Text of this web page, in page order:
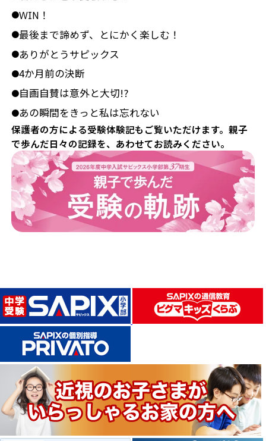
●WIN！
●最後まで諦めず、とにかく楽しむ！
●ありがとうサピックス
●4か月前の決断
●自画自賛は意外と大切!?
●あの瞬間をきっと私は忘れない
保護者の方による受験体験記もご覧いただけます。親子
で歩んだ日々の記録を、あわせてお読みください。